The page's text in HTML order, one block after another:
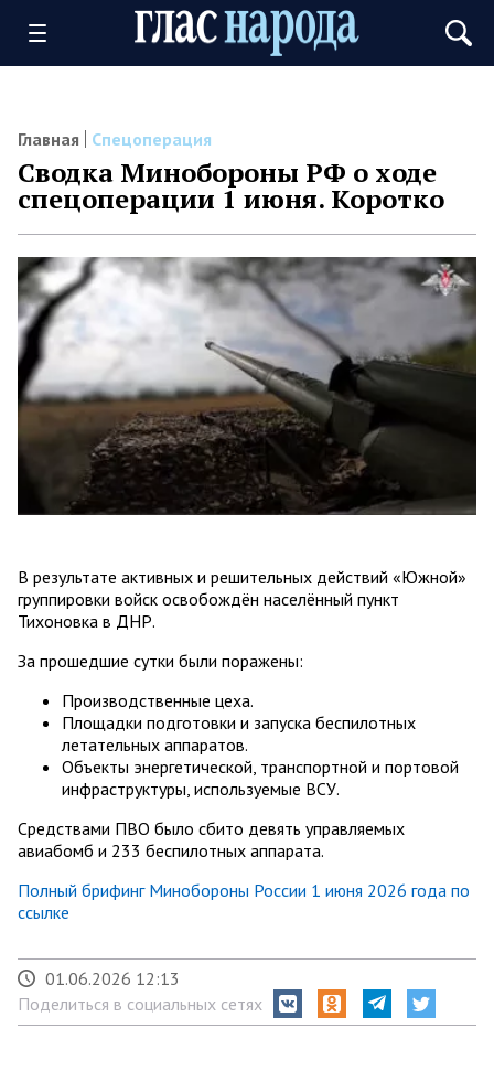
Главная Спецоперация
Сводка Минобороны РФ о ходе
спецоперации 1 июня. Коротко
В результате активных и решительных действий «Южной»
группировки войск освобождён населённый пункт
Тихоновка в ДНР.
За прошедшие сутки были поражены:
Производственные цеха.
Площадки подготовки и запуска беспилотных
летательных аппаратов.
Объекты энергетической, транспортной и портовой
инфраструктуры, используемые ВСУ.
Средствами ПВО было сбито девять управляемых
авиабомб и 233 беспилотных аппарата.
Полный брифинг Минобороны России 1 июня 2026 года по
ссылке
01.06.2026 12:13
Поделиться в социальных сетях